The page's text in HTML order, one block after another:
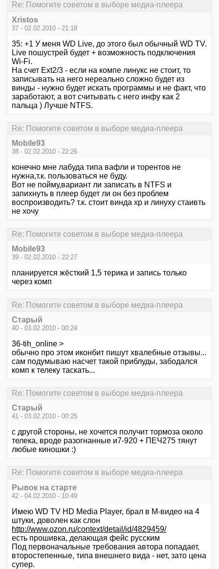
Re: Помогите советом в выборе медиа-плеера
Xristos
37 - 02.02.2010 - 21:18
35: +1 У меня WD Live, до этого был обычный WD TV.
Live пошустрей будет + возможность подключения
Wi-Fi.
На счет Ext2/3 - если на компе линукс не стоит, то
записывать на него нереально сложно будет из
винды - нужно будет искать программы и не факт, что
заработают, а вот считывать с него инфу как 2
пальца ) Лучше NTFS.
Re: Помогите советом в выборе медиа-плеера
Mobile93
38 - 02.02.2010 - 22:26
конечно мне лабуда типа вафли и торентов не
нужна,т.к. пользоваться не буду.
Вот не пойму,вариант ли записать в NTFS и
запихнуть в плеер будет ли он без проблем
воспроизводить? т.к. стоит винда хр и линуху стаивть
не хочу
Re: Помогите советом в выборе медиа-плеера
Mobile93
39 - 02.02.2010 - 22:27
планируется жёсткий 1,5 терика и запись только
через комп
Re: Помогите советом в выборе медиа-плеера
Старый
40 - 03.02.2010 - 00:24
36-tih_online >
обычно про этом иконбит пишут хвалебные отзывы...
сам подумываю насчет такой приблуды, забодался
комп к телеку таскать...
Re: Помогите советом в выборе медиа-плеера
Старый
41 - 03.02.2010 - 00:25
с другой стороны, не хочется получит тормоза около
телека, вроде разогнанные и7-920 + ПЕЧ275 тянут
любые киношки :)
Re: Помогите советом в выборе медиа-плеера
Рывок на старте
42 - 04.02.2010 - 10:49
Имею WD TV HD Media Player, брал в М-видео на 4
штуки, доволен как слон
http://www.ozon.ru/context/detail/id/4829459/
есть прошивка, делающая фейс русским
Под первоначальные требования автора попадает,
второстепенные, типа внешнего вида - нет, зато цена
супер.